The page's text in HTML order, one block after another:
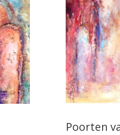
Poorten